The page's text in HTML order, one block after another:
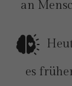
an
es